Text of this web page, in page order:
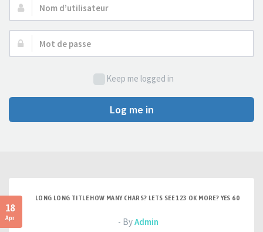
Nom
d’utilisateur :
Mot
de
Keep me logged in
Log me in
18
Apr
LONG LONG TITLE HOW MANY CHARS? LETS SEE 123 OK MORE? YES 60
- ByAdmin